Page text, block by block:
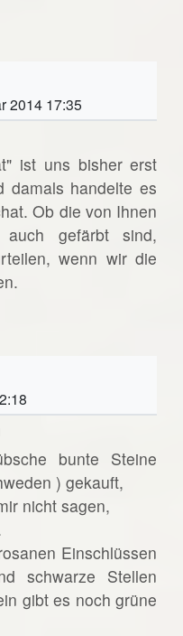
2014 17:35
ist uns bisher erst
damals handelte es
Ob die von Ihnen
auch gefärbt sind,
wenn wir die
bunte Steine
) gekauft,
nicht sagen,
Einschlüssen
schwarze Stellen
gibt es noch grüne